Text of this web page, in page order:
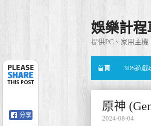
娛樂計程
提供PC、家用主
首頁 3DS遊戲
原神
2024-08-04
分享